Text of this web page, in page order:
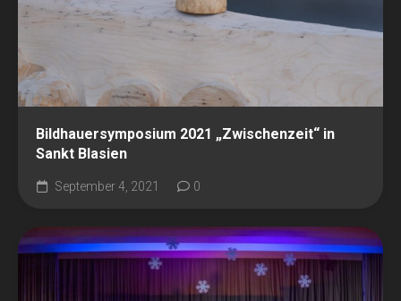
Bildhauersymposium 2021 „Zwischenzeit“ in
Sankt Blasien
September 4, 2021 0